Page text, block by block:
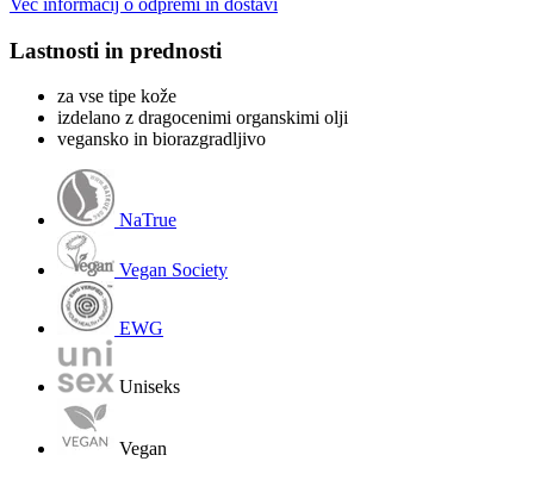
Lastnosti in prednosti
za vse tipe kože
izdelano z dragocenimi organskimi olji
vegansko in biorazgradljivo
NaTrue
Vegan Society
EWG
Uniseks
Vegan